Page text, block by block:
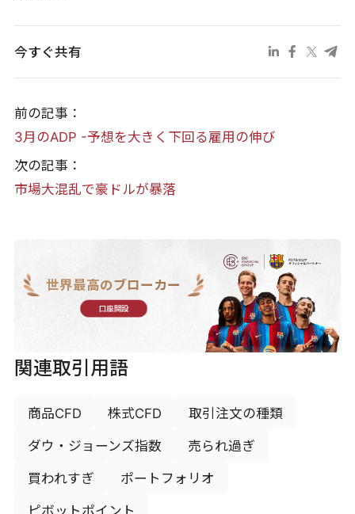
今すぐ共有
前の記事：
3月のADP -予想を大きく下回る雇用の伸び
次の記事：
市場大混乱で豪ドルが暴落
世界最高のブローカー
口座開設
関連取引用語
商品CFD 株式CFD 取引注文の種類
ダウ・ジョーンズ指数 売られ過ぎ
買われすぎ ポートフォリオ